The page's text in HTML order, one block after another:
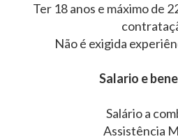
Ter 18 anos e máximo de
Não é exigida
Salario e
Salário a
Assistência